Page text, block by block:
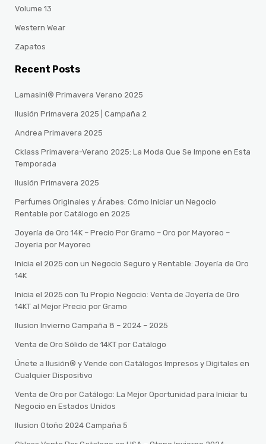
Volume 13
Western Wear
Zapatos
Recent Posts
Lamasini® Primavera Verano 2025
Ilusión Primavera 2025 | Campaña 2
Andrea Primavera 2025
Cklass Primavera-Verano 2025: La Moda Que Se Impone en Esta
Temporada
Ilusión Primavera 2025
Perfumes Originales y Árabes: Cómo Iniciar un Negocio
Rentable por Catálogo en 2025
Joyería de Oro 14K – Precio Por Gramo – Oro por Mayoreo –
Joyeria por Mayoreo
Inicia el 2025 con un Negocio Seguro y Rentable: Joyería de Oro
14K
Inicia el 2025 con Tu Propio Negocio: Venta de Joyería de Oro
14KT al Mejor Precio por Gramo
Ilusion Invierno Campaña 8 – 2024 – 2025
Venta de Oro Sólido de 14KT por Catálogo
Únete a Ilusión® y Vende con Catálogos Impresos y Digitales en
Cualquier Dispositivo
Venta de Oro por Catálogo: La Mejor Oportunidad para Iniciar tu
Negocio en Estados Unidos
Ilusion Otoño 2024 Campaña 5